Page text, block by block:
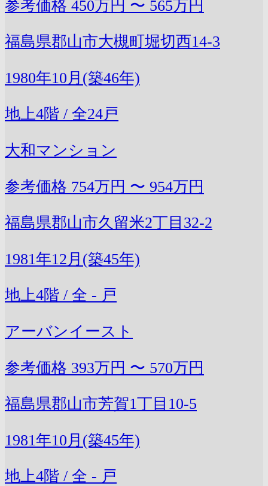
参考価格 450万円 〜 565万円
福島県郡山市大槻町堀切西14-3
1980年10月(築46年)
地上4階 / 全24戸
大和マンション
参考価格 754万円 〜 954万円
福島県郡山市久留米2丁目32-2
1981年12月(築45年)
地上4階 / 全 - 戸
アーバンイースト
参考価格 393万円 〜 570万円
福島県郡山市芳賀1丁目10-5
1981年10月(築45年)
地上4階 / 全 - 戸